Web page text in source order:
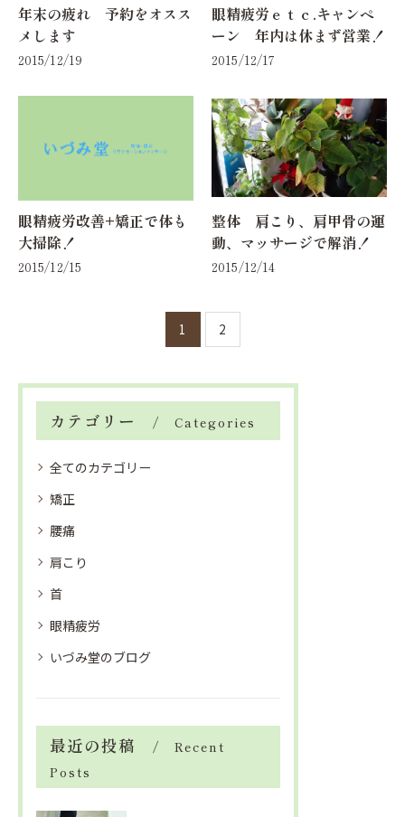
年末の疲れ 予約をオスス
メします
2015/12/19
眼精疲労ｅｔｃ.キャンペ
ーン 年内は休まず営業！
2015/12/17
眼精疲労改善+矯正で体も
大掃除！
2015/12/15
整体 肩こり、肩甲骨の運
動、マッサージで解消！
2015/12/14
1 2
カテゴリー Categories
全てのカテゴリー
矯正
腰痛
肩こり
首
眼精疲労
いづみ堂のブログ
最近の投稿
Recent
Posts